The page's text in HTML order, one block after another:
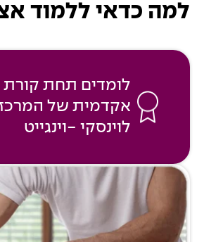
למה כדאי ללמוד
לומדים תחת קורת
אקדמית של
לוינסקי -וינגייט